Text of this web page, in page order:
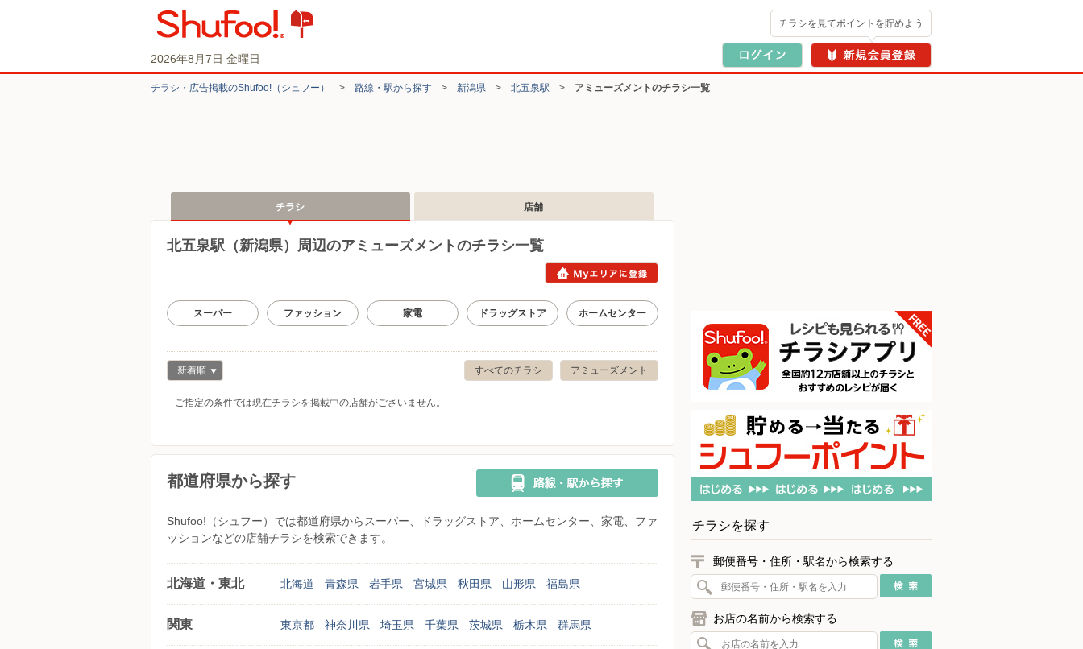
2026年8月7日 金曜日
チラシを見てポイントを貯めよう
チラシ・​広告掲載の​Shufoo!​（シュフー） > 路線・駅から探す > 新潟県 > 北五泉駅 > アミューズメントのチラシ一覧
チラシ 店舗
北五泉駅（新潟県）周辺のアミューズメントのチラシ一覧
スーパー ファッション 家電 ドラッグストア ホームセンター
アミューズメント
すべてのチラシ
新着順
ご指定の条件では現在チラシを掲載中の店舗がございません。
都道府県から探す
Shufoo!（シュフー）では都道府県からスーパー、ドラッグストア、ホームセンター、家電、ファ
ッションなどの店舗チラシを検索できます。
北海道・東北 北海道 青森県 岩手県 宮城県 秋田県 山形県 福島県
関東 東京都 神奈川県 埼玉県 千葉県 茨城県 栃木県 群馬県
チラシを探す
郵便番号・住所・駅名から検索する
お店の名前から検索する